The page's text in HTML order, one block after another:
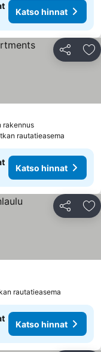
Katso hinnat
Jaa
rakennus
rautatieasema
Katso hinnat
Jaa
rautatieasema
Katso hinnat